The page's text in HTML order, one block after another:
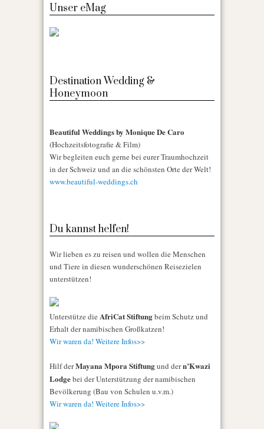
Unser eMag
Destination Wedding &
Honeymoon
Beautiful Weddings by Monique De Caro
(Hochzeitsfotografie & Film)
Wir begleiten euch gerne bei eurer Traumhochzeit
in der Schweiz und an die schönsten Orte der Welt!
www.beautiful-weddings.ch
Du kannst helfen!
Wir lieben es zu reisen und wollen die Menschen
und Tiere in diesen wunderschönen Reisezielen
unterstützen!
Unterstütze die AfriCat Stiftungbeim Schutz und
Erhalt der namibischen Großkatzen!
Wir waren da! Weitere Infos>>
Hilf derMayana Mpora Stiftungund dern’Kwazi
Lodgebei der Unterstützung der namibischen
Bevölkerung (Bau von Schulen u.v.m.)
Wir waren da! Weitere Infos>>